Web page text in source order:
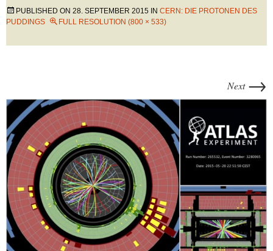
PUBLISHED ON 28. SEPTEMBER 2015 IN CERN: DIE PROTONEN DES
PUDDINGS
FULL RESOLUTION (800 × 533)
Next →